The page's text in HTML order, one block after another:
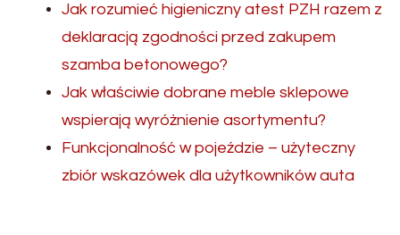
Jak rozumieć higieniczny atest PZH razem z
deklaracją zgodności przed zakupem
szamba betonowego?
Jak właściwie dobrane meble sklepowe
wspierają wyróżnienie asortymentu?
Funkcjonalność w pojeździe – użyteczny
zbiór wskazówek dla użytkowników auta